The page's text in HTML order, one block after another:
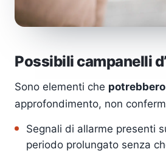
Possibili campanelli
Sono elementi che potrebbero
approfondimento, non
Segnali di allarme presenti
periodo prolungato senza